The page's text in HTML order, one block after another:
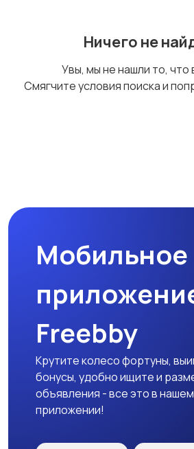
Ничего не
Увы, мы не нашли то, что
Смягчите условия поиска и
Мобильное
Freebby
Крутите колесо фортуны,
бонусы, удобно ищите и
объявления - все это в
приложении!